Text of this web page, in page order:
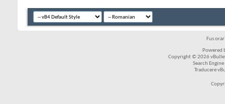
Fus
Powered
Copyright © 2026
Search
Traducere